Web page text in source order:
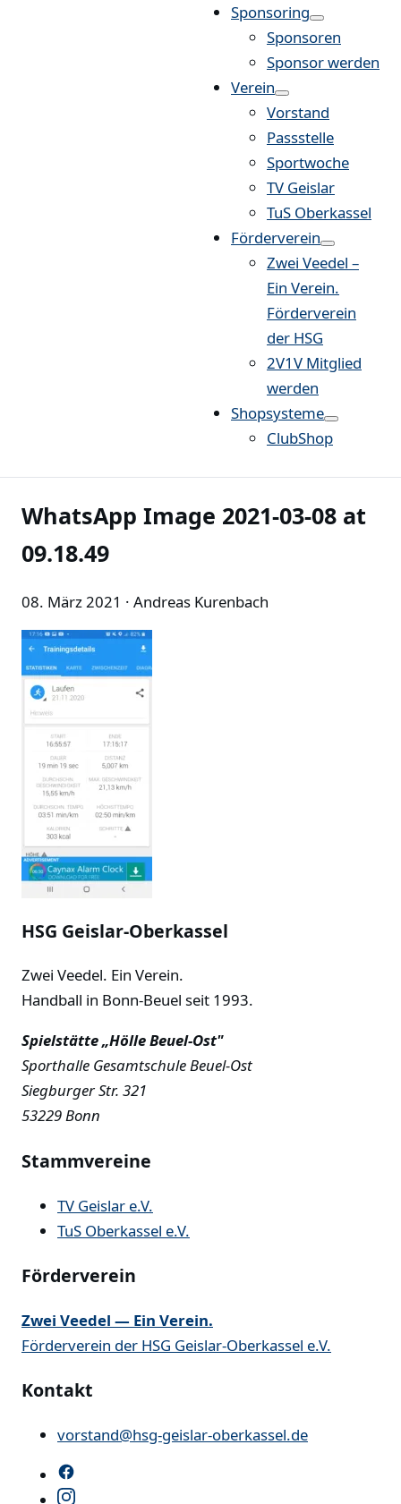
Sponsoring
Sponsoren
Sponsor werden
Verein
Vorstand
Passstelle
Sportwoche
TV Geislar
TuS Oberkassel
Förderverein
Zwei Veedel –
Ein Verein.
Förderverein
der HSG
2V1V Mitglied
werden
Shopsysteme
ClubShop
WhatsApp Image 2021-03-08 at
09.18.49
08. März 2021 · Andreas Kurenbach
HSG Geislar-Oberkassel
Zwei Veedel. Ein Verein.
Handball in Bonn-Beuel seit 1993.
Spielstätte „Hölle Beuel-Ost"
Sporthalle Gesamtschule Beuel-Ost
Siegburger Str. 321
53229 Bonn
Stammvereine
TV Geislar e.V.
TuS Oberkassel e.V.
Förderverein
Zwei Veedel — Ein Verein.
Förderverein der HSG Geislar-Oberkassel e.V.
Kontakt
vorstand@hsg-geislar-oberkassel.de